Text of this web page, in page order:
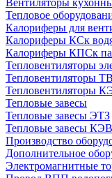
Вентиляторы
Тепловое
Калориферы для
Калориферы КСк
Калориферы КПСк
Тепловентиляторы
Тепловентиляторы
Тепловентиляторы
Тепловые завесы
Тепловые завесы ЭТЗ
Тепловые завесы КЭВ
Производство
Дополнительное
Электромагнитные